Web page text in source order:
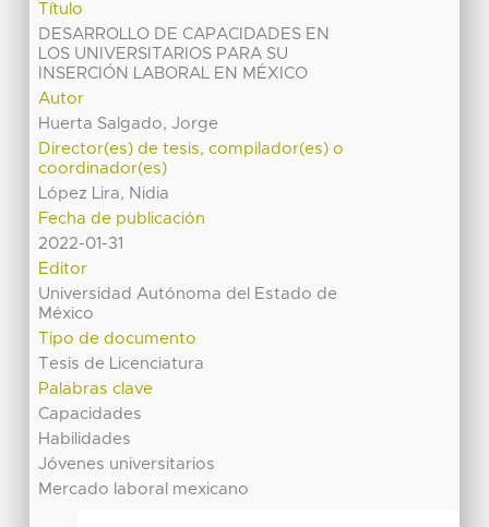
Título
DESARROLLO DE CAPACIDADES EN
LOS UNIVERSITARIOS PARA SU
INSERCIÓN LABORAL EN MÉXICO
Autor
Huerta Salgado, Jorge
Director(es) de tesis, compilador(es) o
coordinador(es)
López Lira, Nidia
Fecha de publicación
2022-01-31
Editor
Universidad Autónoma del Estado de
México
Tipo de documento
Tesis de Licenciatura
Palabras clave
Capacidades
Habilidades
Jóvenes universitarios
Mercado laboral mexicano